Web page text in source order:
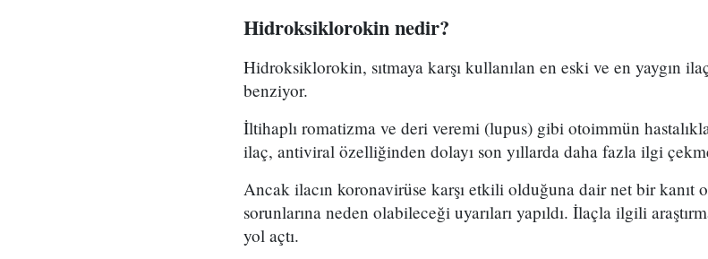
Hidroksiklorokin nedir?
Hidroksiklorokin, sıtmaya karşı kullanılan en eski ve en yaygın
benziyor.
İltihaplı romatizma ve deri veremi (lupus) gibi otoimmün
ilaç, antiviral özelliğinden dolayı son yıllarda daha fazla ilgi
Ancak ilacın koronavirüse karşı etkili olduğuna dair net bir kanıt
sorunlarına neden olabileceği uyarıları yapıldı. İlaçla ilgili
yol açtı.